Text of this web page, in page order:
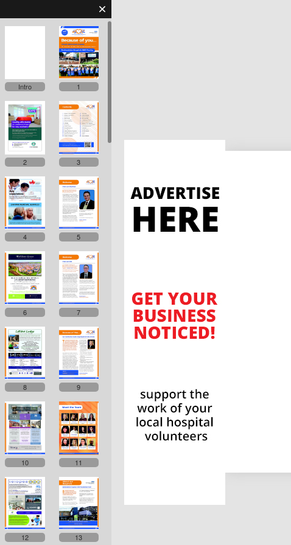
Intro 1
2 3
4 5
6 7
8 9
10 11
12 13